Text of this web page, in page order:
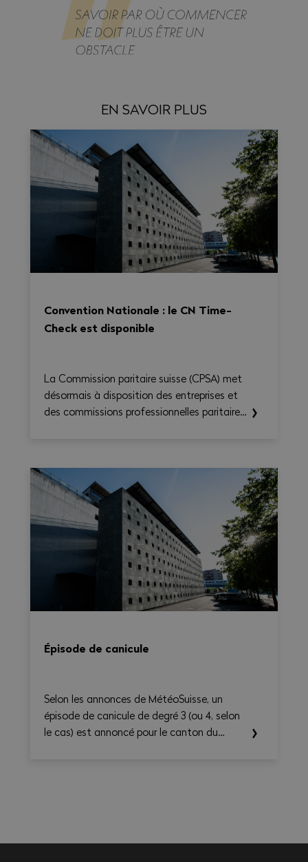
EN SAVOIR PLUS
Convention Nationale : le CN Time-
Check est disponible
La Commission paritaire suisse (CPSA) met
désormais à disposition des entreprises et
des commissions professionnelles paritaires
le temps de travail, les heures
supplémentaires, le temps de déplacement
et les éventuels suppléments sur une base
hebdomadaire, tout en générant une
synthèse claire et exportable en PDF.
Épisode de canicule
Selon les annonces de MétéoSuisse, un
épisode de canicule de degré 3 (ou 4, selon
le cas) est annoncé pour le canton du
fortement exposés à la chaleur.